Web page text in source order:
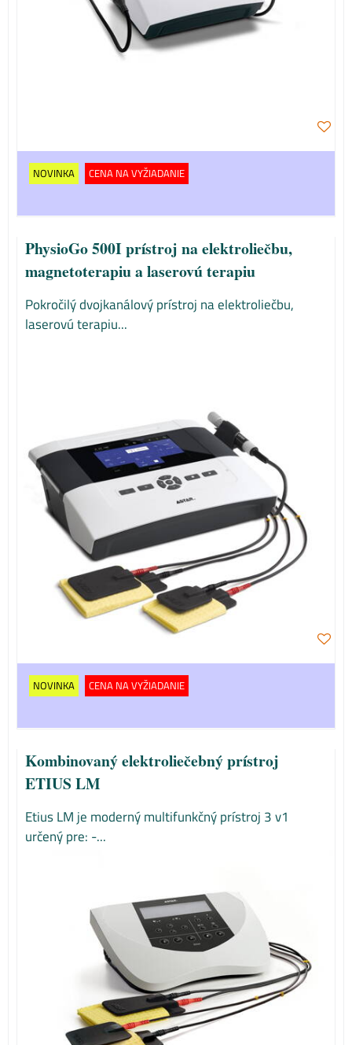
NOVINKA CENA NA VYŽIADANIE
PhysioGo 500I prístroj na elektroliečbu,
magnetoterapiu a laserovú terapiu
Pokročilý dvojkanálový prístroj na elektroliečbu,
laserovú terapiu...
NOVINKA CENA NA VYŽIADANIE
Kombinovaný elektroliečebný prístroj
ETIUS LM
Etius LM je moderný multifunkčný prístroj 3 v1
určený pre: -...